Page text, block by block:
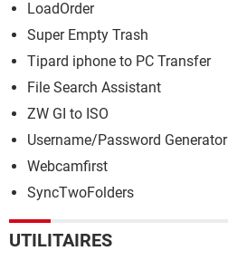
LoadOrder
Super Empty Trash
Tipard iphone to PC Transfer
File Search Assistant
ZW GI to ISO
Username/Password Generator
Webcamfirst
SyncTwoFolders
UTILITAIRES